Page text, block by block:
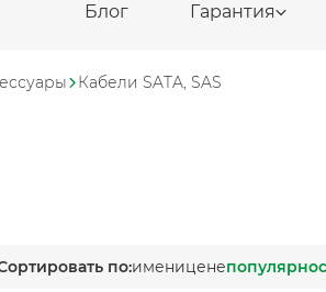
Блог Гарантия
Кабели SATA, SAS
по:именицене